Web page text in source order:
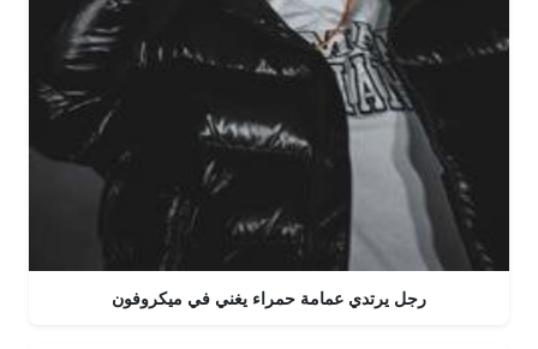
رجل يرتدي عمامة حمراء يغني في ميكروفون